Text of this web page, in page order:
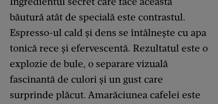
băutură atât de specială este contrastul.
Espresso-ul cald și dens se întâlnește cu apa
tonică rece și efervescentă. Rezultatul este o
explozie de bule, o separare vizuală
fascinantă de culori și un gust care
surprinde plăcut. Amarăciunea cafelei este